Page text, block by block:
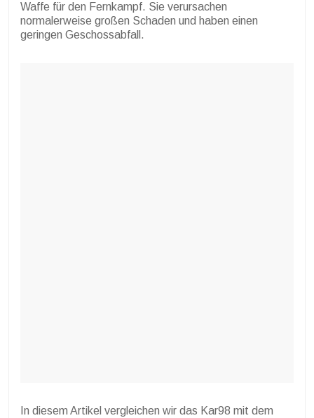
Waffe für den Fernkampf. Sie verursachen
normalerweise großen Schaden und haben einen
geringen Geschossabfall.
In diesem Artikel vergleichen wir das Kar98 mit dem